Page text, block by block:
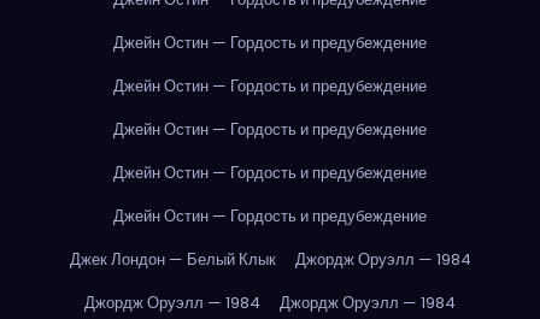
Джейн Остин — Гордость и предубеждение
Джейн Остин — Гордость и предубеждение
Джейн Остин — Гордость и предубеждение
Джейн Остин — Гордость и предубеждение
Джейн Остин — Гордость и предубеждение
Джек Лондон — Белый Клык
Джордж Оруэлл — 1984
Джордж Оруэлл — 1984
Джордж Оруэлл — 1984